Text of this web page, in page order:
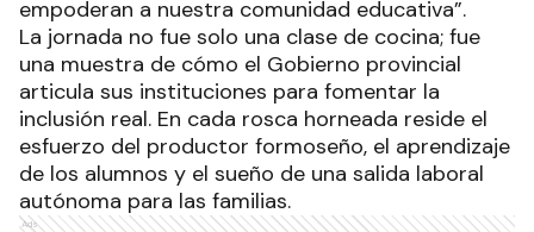
empoderan a nuestra comunidad educativa”.
La jornada no fue solo una clase de cocina; fue
una muestra de cómo el Gobierno provincial
articula sus instituciones para fomentar la
inclusión real. En cada rosca horneada reside el
esfuerzo del productor formoseño, el aprendizaje
de los alumnos y el sueño de una salida laboral
autónoma para las familias.
Ads